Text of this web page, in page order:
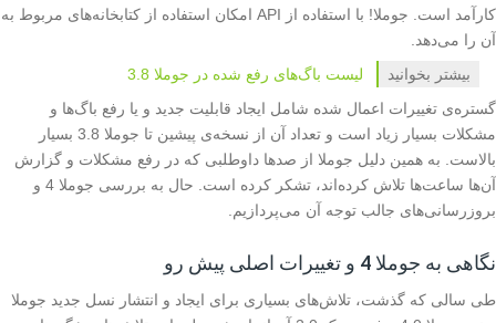
کارآمد است. جوملا! با استفاده از API امکان استفاده از کتابخانه‌های مربوط به
آن را می‌دهد.
بیشتر بخوانید
لیست باگ‌های رفع شده در جوملا 3.8
گستره‌ی تغییرات اعمال شده شامل ایجاد قابلیت جدید و یا رفع باگ‌ها و
مشکلات بسیار زیاد است و تعداد آن از نسخه‌ی پیشین تا جوملا 3.8 بسیار
بالاست. به همین دلیل جوملا از صدها داوطلبی که در رفع مشکلات و گزارش
آن‌ها ساعت‌ها تلاش کرده‌اند، تشکر کرده است. حال به بررسی جوملا 4 و
بروزرسانی‌های جالب توجه آن می‌پردازیم.
نگاهی به جوملا 4 و تغییرات اصلی پیش رو
طی سالی که گذشت، تلاش‌های بسیاری برای ایجاد و انتشار نسل جدید جوملا